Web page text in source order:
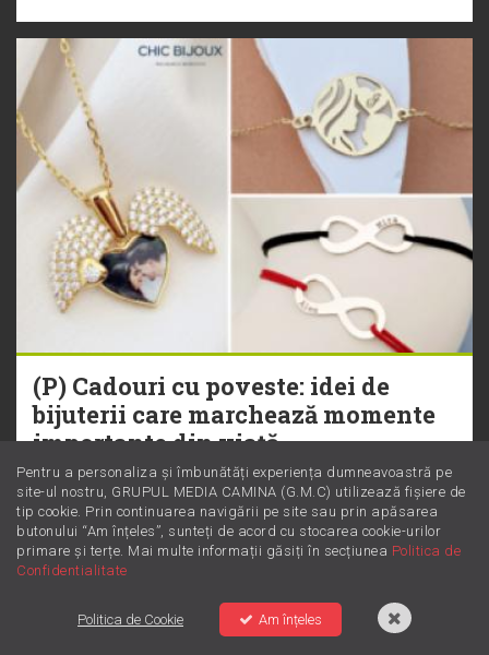
(P) Cadouri cu poveste: idei de
bijuterii care marchează momente
importante din viață
FAIN & SIMPLU
Pentru a personaliza și îmbunătăți experiența dumneavoastră pe
site-ul nostru, GRUPUL MEDIA CAMINA (G.M.C) utilizează fișiere de
tip cookie. Prin continuarea navigării pe site sau prin apăsarea
butonului “Am înțeles”, sunteți de acord cu stocarea cookie-urilor
primare și terțe. Mai multe informații găsiți în secțiunea Politica de
Confidentialitate
Politica de Cookie Am înțeles